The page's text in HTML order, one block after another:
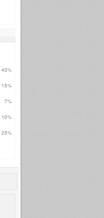
43%
15%
7%
10%
25%